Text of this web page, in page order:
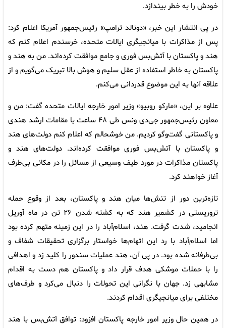
خودش را به خطر بیندازد.
در پی انتشار این خبر، «دونالد ترامپ» رئیس‌جمهور آمریکا اعلام کرد:
پس از مذاکرات با میانجیگری ایالات متحده، خرسندم اعلام کنم که
هند و پاکستان با آتش‌بس فوری و جامع موافقت کرده‌اند. من به هند و
پاکستان به خاطر استفاده از عقل سلیم و هوش بالا تبریک می‌گویم و از
علاقه آنها به این موضوع قدردانی می‌کنم.
علاوه بر این، «مارکو روبیو» وزیر امور خارجه ایالات متحده گفت: من و
معاون رئیس‌جمهور جی‌دی ونس طی ۴۸ ساعت با مقامات ارشد هندی
و پاکستانی گفت‌وگو کردیم. من خوشحالم که اعلام کنم دولت‌های هند
و پاکستان با آتش‌بس فوری موافقت کرده‌اند. دولت‌های هند و
پاکستان مذاکرات در مورد طیف وسیعی از مسائل را در مکانی بی‌طرف
آغاز خواهند کرد.
تازه‌ترین دور از تنش‌ها میان هند و پاکستان، بعد از وقوع حمله
تروریستی در کشمیر هند که به کشته شدن ۲۶ تن در ماه آوریل
انجامید، شدت گرفت. هند، اسلام‌آباد را در این زمینه متهم کرده بود
اما اسلام‌آباد با رد این اتهام‌ها خواستار برگزاری تحقیقات شفاف و
بی‌طرفانه شده بود. در پی آن، هند عملیات سندور را کلید زد و اهدافی
را با حملات موشکی هدف قرار داد و پاکستان هم دست به اقدام
مشابهی زد. جهان با نگرانی این تحولات را دنبال می‌کرد و طرف‌های
مختلفی برای میانجیگری اقدام کردند.
در همین حال وزیر امور خارجه پاکستان افزود: توافق آتش‌بس با هند